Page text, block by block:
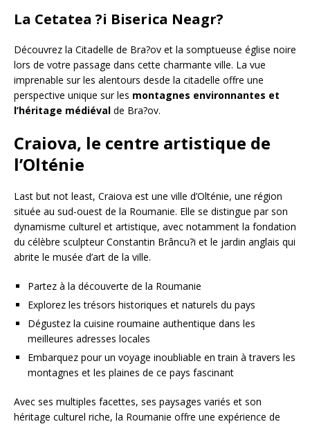
La Cetatea ?i Biserica Neagr?
Découvrez la Citadelle de Bra?ov et la somptueuse église noire
lors de votre passage dans cette charmante ville. La vue
imprenable sur les alentours desde la citadelle offre une
perspective unique sur les montagnes environnantes et
l’héritage médiéval de Bra?ov.
Craiova, le centre artistique de
l’Olténie
Last but not least, Craiova est une ville d’Olténie, une région
située au sud-ouest de la Roumanie. Elle se distingue par son
dynamisme culturel et artistique, avec notamment la fondation
du célèbre sculpteur Constantin Brâncu?i et le jardin anglais qui
abrite le musée d’art de la ville.
Partez à la découverte de la Roumanie
Explorez les trésors historiques et naturels du pays
Dégustez la cuisine roumaine authentique dans les
meilleures adresses locales
Embarquez pour un voyage inoubliable en train à travers les
montagnes et les plaines de ce pays fascinant
Avec ses multiples facettes, ses paysages variés et son
héritage culturel riche, la Roumanie offre une expérience de